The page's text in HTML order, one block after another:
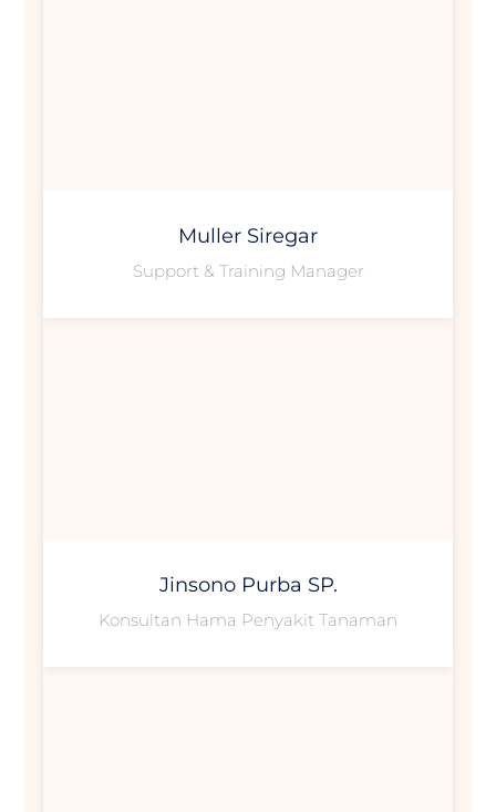
Muller Siregar
Support & Training Manager
Jinsono Purba SP.
Konsultan Hama Penyakit Tanaman